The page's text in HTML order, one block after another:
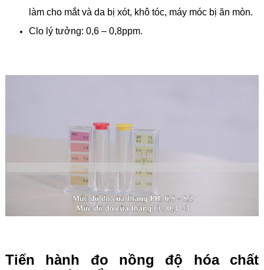
làm cho mắt và da bị xót, khô tóc, máy móc bị ăn mòn.
Clo lý tưởng: 0,6 – 0,8ppm.
Tiến hành đo nồng độ hóa chất